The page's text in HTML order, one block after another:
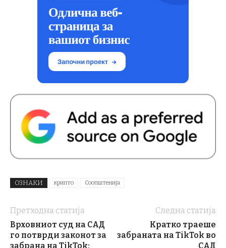
ОЗНАКИ крипто Соопштенија
Претходна статија
Врховниот суд на САД
го потврди законот за
забрана на TikTok:
Следна статија
Кратко траеше
забраната на TikTok во
САД